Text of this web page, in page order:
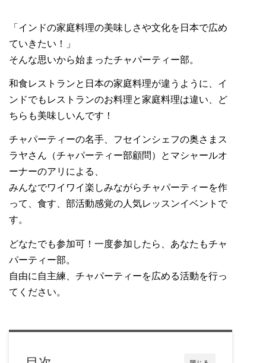
「インドの家庭料理の美味しさや文化を日本で広め
ていきたい！」
そんな思いから始まったチャパーティー部。
和食レストランと日本の家庭料理が違うように、イ
ンドでもレストランのお料理と家庭料理は違い、ど
ちらも美味しいんです！
チャパーティーの名手、フセインシェフの奥さまス
ラヤさん（チャパーティー部顧問）とマシャールオ
ーナーのアリによる、
みんなでワイワイ楽しみながらチャパーティーを作
って、食す、部活動感覚の人気レッスンイベントで
す。
どなたでも参加可！一度参加したら、あなたもチャ
パーティー部。
自由に自主練、チャパーティーを広める活動を行っ
てください。